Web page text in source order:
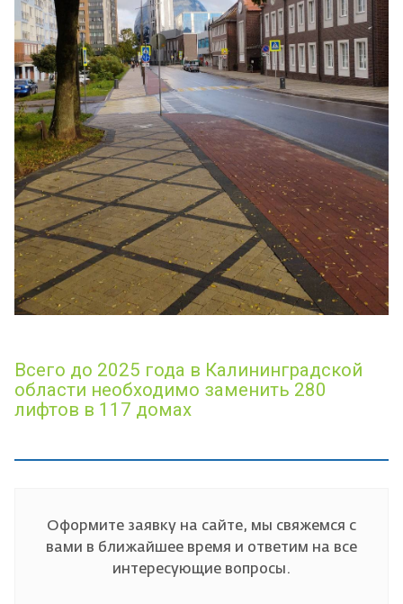
Всего до 2025 года в Калининградской
области необходимо заменить 280
лифтов в 117 домах
Оформите заявку на сайте, мы свяжемся с
вами в ближайшее время и ответим на все
интересующие вопросы.